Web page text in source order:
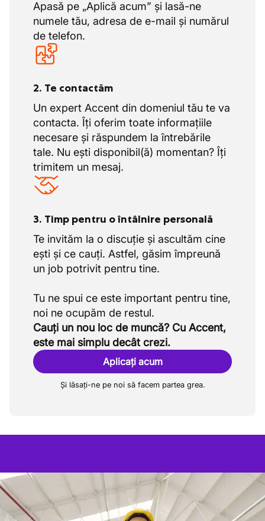
Apasă pe „Aplică acum” și lasă-ne
numele tău, adresa de e-mail și numărul
de telefon.
2. Te contactăm
Un expert Accent din domeniul tău te va
contacta. Îți oferim toate informațiile
necesare și răspundem la întrebările
tale. Nu ești disponibil(ă) momentan? Îți
trimitem un mesaj.
3. Timp pentru o întâlnire personală
Te invităm la o discuție și ascultăm cine
ești și ce cauți. Astfel, găsim împreună
un job potrivit pentru tine.
Tu ne spui ce este important pentru tine,
Cauți un nou loc de muncă? Cu Accent,
este mai simplu decât crezi.
Aplicați acum
Și lăsați-ne pe noi să facem partea grea.